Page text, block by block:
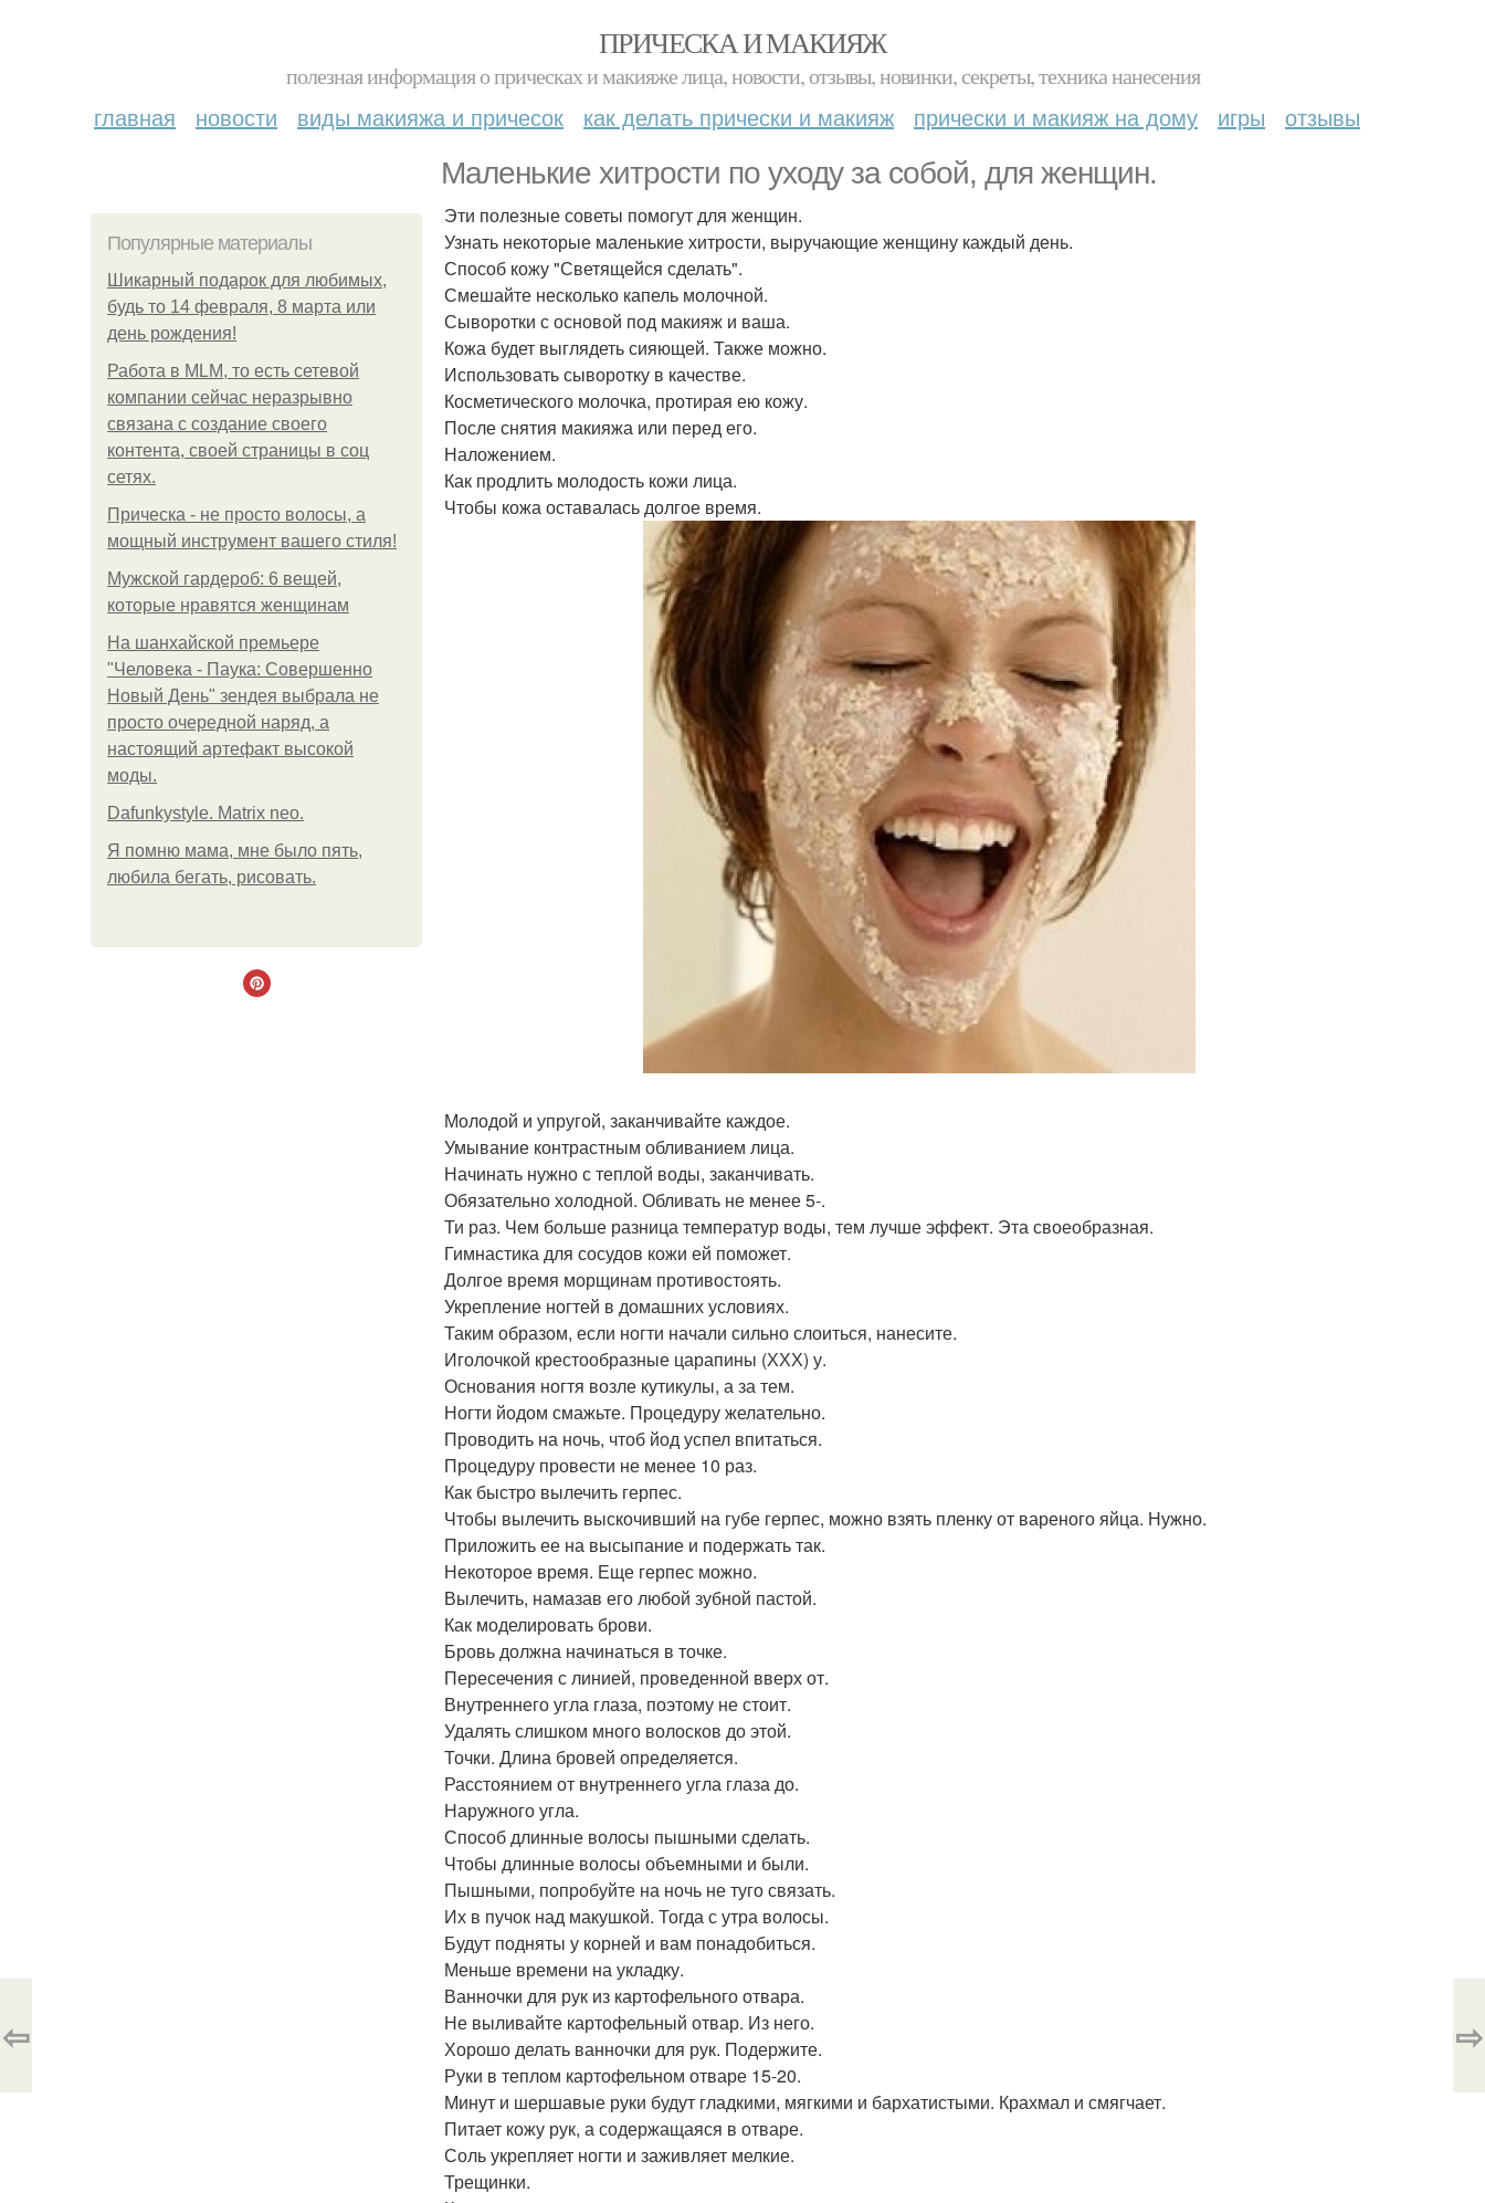
ПРИЧЕСКА И МАКИЯЖ
полезная информация о прическах и макияже лица, новости, отзывы, новинки, секреты, техника нанесения
главная новости виды макияжа и причесок как делать прически и макияж прически и макияж на дому игры отзывы
Маленькие хитрости по уходу за собой, для женщин.
Популярные материалы
Шикарный подарок для любимых,
будь то 14 февраля, 8 марта или
день рождения!
Работа в MLM, то есть сетевой
компании сейчас неразрывно
связана с создание своего
контента, своей страницы в соц
сетях.
Прическа - не просто волосы, а
мощный инструмент вашего стиля!
Мужской гардероб: 6 вещей,
которые нравятся женщинам
На шанхайской премьере
"Человека - Паука: Совершенно
Новый День" зендея выбрала не
просто очередной наряд, а
настоящий артефакт высокой
моды.
Dafunkystyle. Matrix neo.
Я помню мама, мне было пять,
любила бегать, рисовать.
Эти полезные советы помогут для женщин.
Узнать некоторые маленькие хитрости, выручающие женщину каждый день.
Способ кожу "Светящейся сделать".
Смешайте несколько капель молочной.
Сыворотки с основой под макияж и ваша.
Кожа будет выглядеть сияющей. Также можно.
Использовать сыворотку в качестве.
Косметического молочка, протирая ею кожу.
После снятия макияжа или перед его.
Наложением.
Как продлить молодость кожи лица.
Чтобы кожа оставалась долгое время.
Молодой и упругой, заканчивайте каждое.
Умывание контрастным обливанием лица.
Начинать нужно с теплой воды, заканчивать.
Обязательно холодной. Обливать не менее 5-.
Ти раз. Чем больше разница температур воды, тем лучше эффект. Эта своеобразная.
Гимнастика для сосудов кожи ей поможет.
Долгое время морщинам противостоять.
Укрепление ногтей в домашних условиях.
Таким образом, если ногти начали сильно слоиться, нанесите.
Иголочкой крестообразные царапины (ХХХ) у.
Основания ногтя возле кутикулы, а за тем.
Ногти йодом смажьте. Процедуру желательно.
Проводить на ночь, чтоб йод успел впитаться.
Процедуру провести не менее 10 раз.
Как быстро вылечить герпес.
Чтобы вылечить выскочивший на губе герпес, можно взять пленку от вареного яйца. Нужно.
Приложить ее на высыпание и подержать так.
Некоторое время. Еще герпес можно.
Вылечить, намазав его любой зубной пастой.
Как моделировать брови.
Бровь должна начинаться в точке.
Пересечения с линией, проведенной вверх от.
Внутреннего угла глаза, поэтому не стоит.
Удалять слишком много волосков до этой.
Точки. Длина бровей определяется.
Расстоянием от внутреннего угла глаза до.
Наружного угла.
Способ длинные волосы пышными сделать.
Чтобы длинные волосы объемными и были.
Пышными, попробуйте на ночь не туго связать.
Их в пучок над макушкой. Тогда с утра волосы.
Будут подняты у корней и вам понадобиться.
Меньше времени на укладку.
Ванночки для рук из картофельного отвара.
Не выливайте картофельный отвар. Из него.
Хорошо делать ванночки для рук. Подержите.
Руки в теплом картофельном отваре 15-20.
Минут и шершавые руки будут гладкими, мягкими и бархатистыми. Крахмал и смягчает.
Питает кожу рук, а содержащаяся в отваре.
Соль укрепляет ногти и заживляет мелкие.
Трещинки.
⇦ ⇨